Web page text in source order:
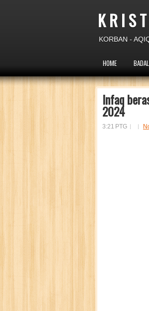
K R I S
KORBAN -
HOME
Infaq
2024
3:21 PTG